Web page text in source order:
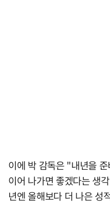
이에 박 감독은 "내년을
이어 나가면 좋겠다는 생
년엔 올해보다 더 나은 성